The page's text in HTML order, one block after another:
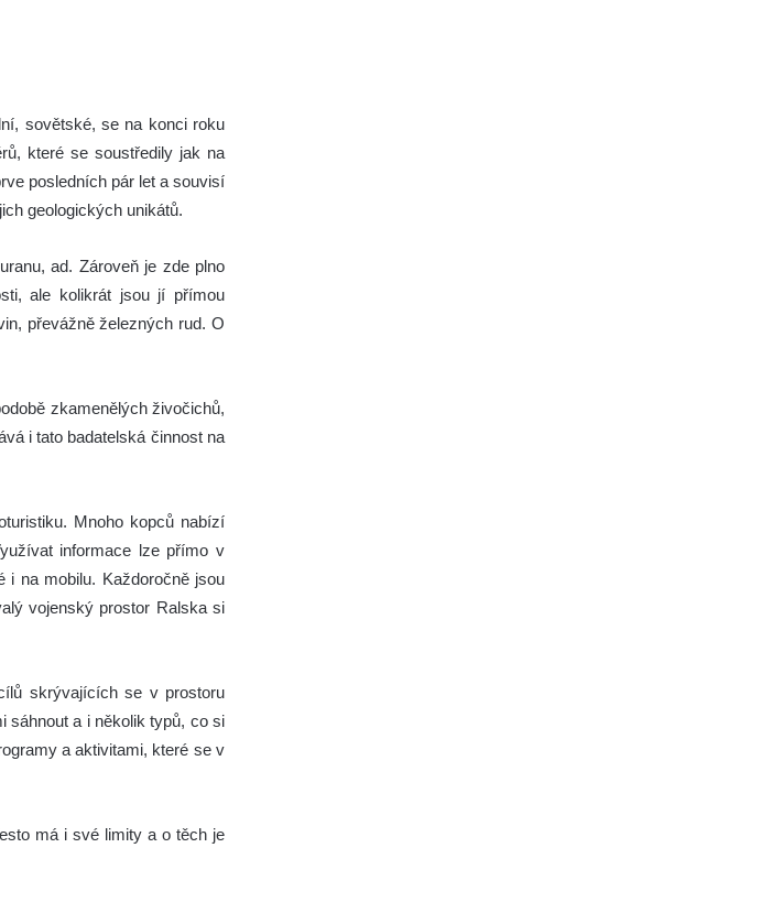
sovětské, se na konci roku
které se soustředily jak na
posledních pár let a souvisí
geologických unikátů.
ad. Zároveň je zde plno
ale kolikrát jsou jí přímou
převážně železných rud. O
zkamenělých živočichů,
i tato badatelská činnost na
Mnoho kopců nabízí
informace lze přímo v
i na mobilu. Každoročně jsou
vojenský prostor Ralska si
skrývajících se v prostoru
sáhnout a i několik typů, co si
a aktivitami, které se v
má i své limity a o těch je